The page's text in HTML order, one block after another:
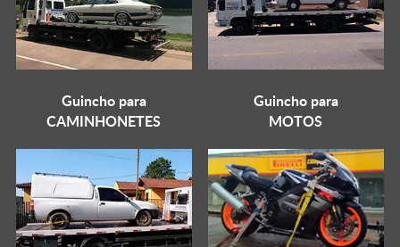
Guincho para
CAMINHONETES
Guincho para
MOTOS